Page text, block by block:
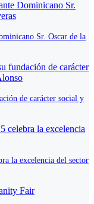
Sr. Oscar de la
de carácter social y
la excelencia del sector